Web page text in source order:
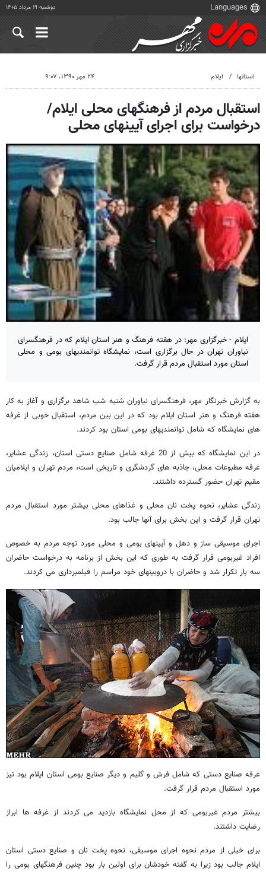
دوشنبه ۱۹ مرداد ۱۴۰۵
استانها ایلام ۲۴ مهر ۱۳۹۰، ۹:۰۷
استقبال مردم از فرهنگهای محلی ایلام/
درخواست برای اجرای آیینهای محلی
ایلام - خبرگزاری مهر: در هفته فرهنگ و هنر استان ایلام که در فرهنگسرای
نیاوران تهران در حال برگزاری است، نمایشگاه توانمندیهای بومی و محلی
استان مورد استقبال مردم قرار گرفت.
به گزارش خبرنگار مهر، فرهنگسرای نیاوران شنبه شب شاهد برگزاری و آغاز به کار
هفته فرهنگ و هنر استان ایلام بود که در این بین مردم، استقبال خوبی از غرفه
های نمایشگاه که شامل توانمندیهای بومی استان بود کردند.
در این نمایشگاه که بیش از 20 غرفه شامل صنایع دستی استان، زندگی عشایر،
غرفه مطبوعات محلی، جاذبه های گردشگری و تاریخی است، مردم تهران و ایلامیان
مقیم تهران حضور گسترده داشتند.
زندگی عشایر، نحوه پخت نان محلی و غذاهای محلی بیشتر مورد استقبال مردم
تهران قرار گرفت و این بخش برای آنها جالب بود.
اجرای موسیقی ساز و دهل و آیینهای بومی و محلی مورد توجه مردم به خصوص
افراد غیربومی قرار گرفت به طوری که این بخش از برنامه به درخواست حاضران
سه بار تکرار شد و حاضران با دروبینهای خود مراسم را فیلمبرداری می کردند.
غرفه صنایع دستی که شامل فرش و گلیم و دیگر صنایع بومی استان ایلام بود نیز
مورد استقبال مردم قرار گرفت.
بیشتر مردم غیربومی که از محل نمایشگاه بازدید می کردند از غرفه ها ابراز
رضایت داشتند.
برای خیلی از مردم نحوه اجرای موسیقی، نحوه پخت نان و صنایع دستی استان
ایلام جالب بود زیرا به گفته خودشان برای اولین بار بود چنین فرهنگهای بومی را